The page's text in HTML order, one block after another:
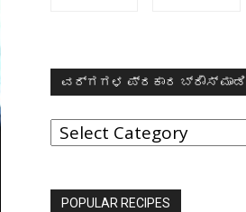
ವರ್ಗಗಳ ಪ್ರಕಾರ ಬ್ರೌಸ್ ಮಾಡಿ
ವರ್ಗಗಳ
ಪ್ರಕಾರ
ಬ್ರೌಸ್
POPULAR RECIPES